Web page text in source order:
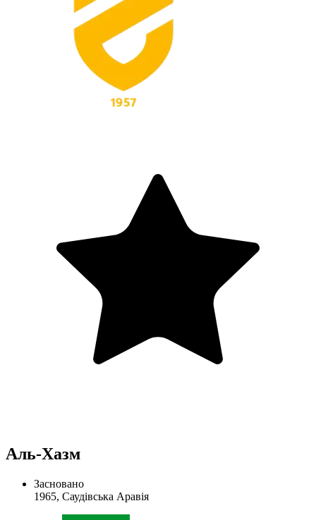
Аль-Хазм
Засновано
1965, Саудівська Аравія